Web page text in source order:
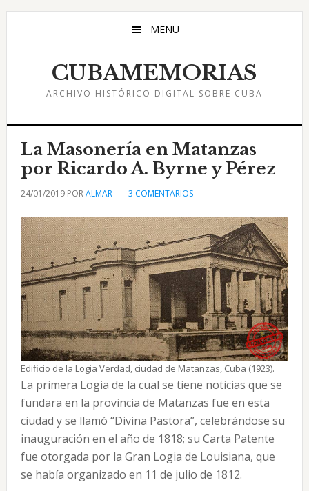
Saltar
Saltar
Saltar
MENU
CUBAMEMORIAS
ARCHIVO HISTÓRICO DIGITAL SOBRE CUBA
La Masonería en Matanzas
por Ricardo A. Byrne y Pérez
24/01/2019PORALMAR 3 COMENTARIOS
Edificio de la Logia Verdad, ciudad de Matanzas, Cuba (1923).
La primera Logia de la cual se tiene noticias que se
fundara en la provincia de Matanzas fue en esta
ciudad y se llamó “Divina Pastora”, celebrándose su
inauguración en el año de 1818; su Carta Patente
fue otorgada por la Gran Logia de Louisiana, que
se había organizado en 11 de julio de 1812.